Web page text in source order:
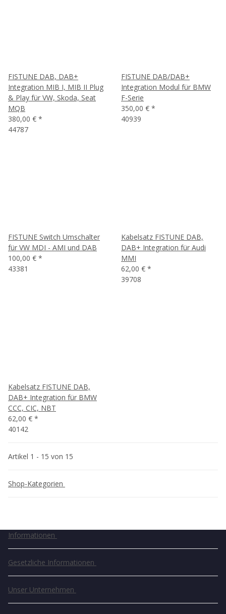
FISTUNE DAB, DAB+
Integration MIB I, MIB II Plug
& Play für VW, Skoda, Seat
MQB
380,00 € *
44787
FISTUNE DAB/DAB+
Integration Modul für BMW
F-Serie
350,00 € *
40939
FISTUNE Switch Umschalter
für VW MDI - AMI und DAB
100,00 € *
43381
Kabelsatz FISTUNE DAB,
DAB+ Integration für Audi
MMI
62,00 € *
39708
Kabelsatz FISTUNE DAB,
DAB+ Integration für BMW
CCC, CIC, NBT
62,00 € *
40142
Artikel 1 - 15 von 15
Shop-Kategorien
Informationen
Gesetzliche Informationen
Unser Unternehmen